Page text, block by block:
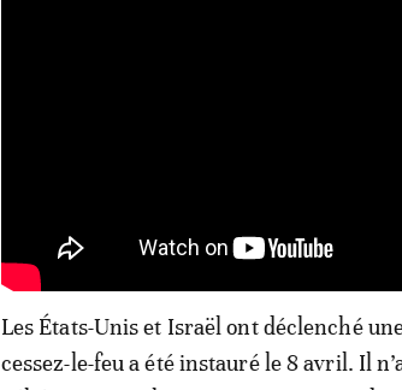
Les États-Unis et Israël ont déclenché
cessez-le-feu a été instauré le 8 avril. Il